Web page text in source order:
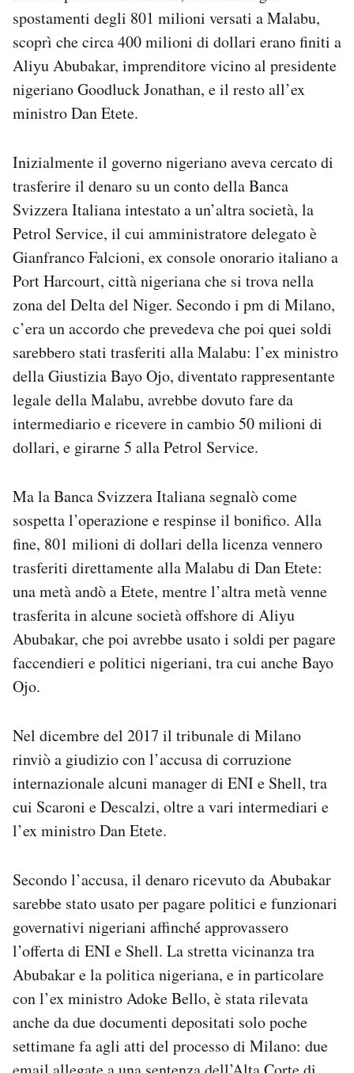
spostamenti degli 801 milioni versati a Malabu,
scoprì che circa 400 milioni di dollari erano finiti a
Aliyu Abubakar, imprenditore vicino al presidente
nigeriano Goodluck Jonathan, e il resto all’ex
ministro Dan Etete.
Inizialmente il governo nigeriano aveva cercato di
trasferire il denaro su un conto della Banca
Svizzera Italiana intestato a un’altra società, la
Petrol Service, il cui amministratore delegato è
Gianfranco Falcioni, ex console onorario italiano a
Port Harcourt, città nigeriana che si trova nella
zona del Delta del Niger. Secondo i pm di Milano,
c’era un accordo che prevedeva che poi quei soldi
sarebbero stati trasferiti alla Malabu: l’ex ministro
della Giustizia Bayo Ojo, diventato rappresentante
legale della Malabu, avrebbe dovuto fare da
intermediario e ricevere in cambio 50 milioni di
dollari, e girarne 5 alla Petrol Service.
Ma la Banca Svizzera Italiana segnalò come
sospetta l’operazione e respinse il bonifico. Alla
fine, 801 milioni di dollari della licenza vennero
trasferiti direttamente alla Malabu di Dan Etete:
una metà andò a Etete, mentre l’altra metà venne
trasferita in alcune società offshore di Aliyu
Abubakar, che poi avrebbe usato i soldi per pagare
faccendieri e politici nigeriani, tra cui anche Bayo
Ojo.
Nel dicembre del 2017 il tribunale di Milano
rinviò a giudizio con l’accusa di corruzione
internazionale alcuni manager di ENI e Shell, tra
cui Scaroni e Descalzi, oltre a vari intermediari e
l’ex ministro Dan Etete.
Secondo l’accusa, il denaro ricevuto da Abubakar
sarebbe stato usato per pagare politici e funzionari
governativi nigeriani affinché approvassero
l’offerta di ENI e Shell. La stretta vicinanza tra
Abubakar e la politica nigeriana, e in particolare
con l’ex ministro Adoke Bello, è stata rilevata
anche da due documenti depositati solo poche
settimane fa agli atti del processo di Milano: due